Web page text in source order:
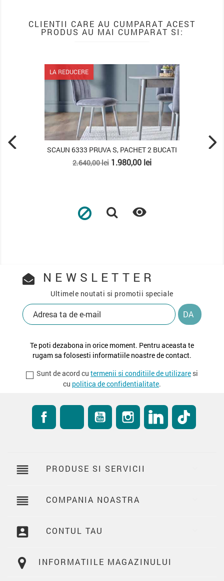
CLIENTII CARE AU CUMPARAT ACEST
PRODUS AU MAI CUMPARAT SI:
LA REDUCERE
SCAUN 6333 PRUVA S, PACHET 2 BUCATI
Pret
2.640,00 lei Pret
1.980,00 lei

NEWSLETTER
Ultimele noutati si promotii speciale
Te poti dezabona in orice moment. Pentru aceasta te
rugam sa folosesti informatiile noastre de contact.
Sunt de acord cu termenii si conditiile de utilizare si
cu politica de confidentialitate.
FacebookRSS YouTube InstagramLinkedIn
reorder PRODUSE SI SERVICII
reorder COMPANIA NOASTRA
account_box CONTUL TAU
INFORMATIILE MAGAZINULUI